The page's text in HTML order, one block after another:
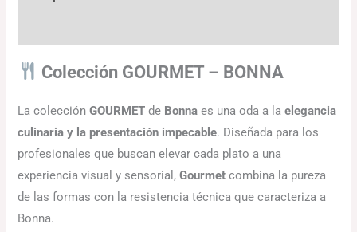
Colección GOURMET – BONNA
La colecciónGOURMET de Bonna es una oda a laelegancia
culinaria y la presentación impecable. Diseñada para los
profesionales que buscan elevar cada plato a una
experiencia visual y sensorial,Gourmet combina la pureza
de las formas con la resistencia técnica que caracteriza a
Bonna.